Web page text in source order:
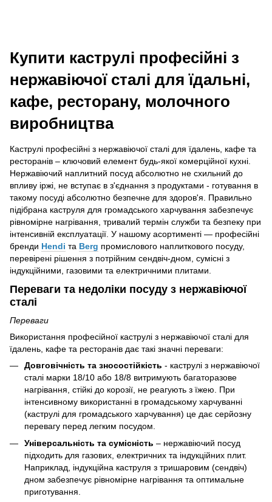
Купити каструлі професійні з
нержавіючої сталі для їдальні,
кафе, ресторану, молочного
виробництва
Каструлі професійні з нержавіючої сталі для їдалень, кафе та
ресторанів – ключовий елемент будь-якої комерційної кухні.
Нержавіючий наплитний посуд абсолютно не схильний до
впливу іржі, не вступає в з'єднання з продуктами - готування в
такому посуді абсолютно безпечне для здоров'я. Правильно
підібрана каструля для громадського харчування забезпечує
рівномірне нагрівання, тривалий термін служби та безпеку при
інтенсивній експлуатації. У нашому асортименті — професійні
бренди Hendi та Berg промислового наплиткового посуду,
перевірені рішення з потрійним сендвіч-дном, сумісні з
індукційними, газовими та електричними плитами.
Переваги та недоліки посуду з нержавіючої
сталі
Переваги
Використання професійної каструлі з нержавіючої сталі для
їдалень, кафе та ресторанів дає такі значні переваги:
Довговічність та зносостійкість - каструлі з нержавіючої
сталі марки 18/10 або 18/8 витримують багаторазове
нагрівання, стійкі до корозії, не реагують з їжею. При
інтенсивному використанні в громадському харчуванні
(каструлі для громадського харчування) це дає серйозну
перевагу перед легким посудом.
Універсальність та сумісність – нержавіючий посуд
підходить для газових, електричних та індукційних плит.
Наприклад, індукційна каструля з тришаровим (сендвіч)
дном забезпечує рівномірне нагрівання та оптимальне
приготування.